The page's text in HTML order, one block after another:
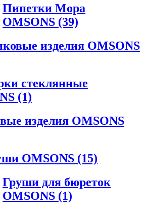
Пипетки Мора
OMSONS (39)
изделия OMSONS
стеклянные
(1)
изделия OMSONS
OMSONS (15)
Груши для бюреток
OMSONS (1)